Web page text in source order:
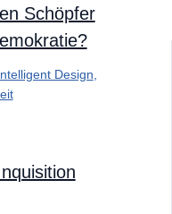
Schöpfer
Design